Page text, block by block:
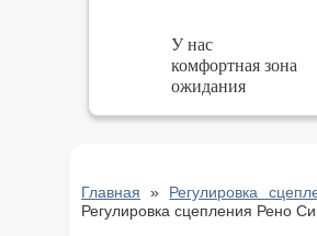
У нас
комфортная зона
ожидания
Главная » Регулировка
Регулировка сцепления Рено